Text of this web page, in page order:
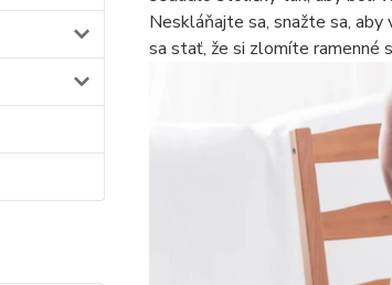
Neskláňajte sa, snažte sa,
sa stať, že si zlomíte ramenné